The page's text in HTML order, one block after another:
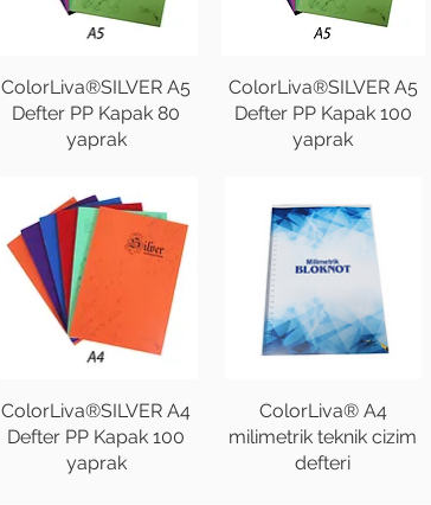
ColorLiva®SILVER A5
Defter PP Kapak 80
yaprak
ColorLiva®SILVER A5
Defter PP Kapak 100
yaprak
ColorLiva®SILVER A4
Defter PP Kapak 100
yaprak
ColorLiva® A4
milimetrik teknik cizim
defteri